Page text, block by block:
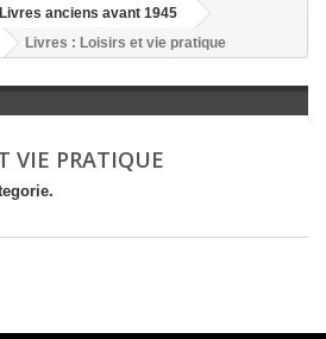
Livres anciens avant 1945
Livres : Loisirs et vie pratique
VIE PRATIQUE